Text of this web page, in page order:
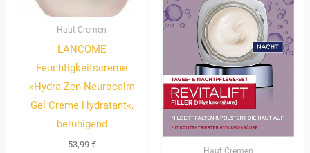
Haut Cremen
LANCOME
Feuchtigkeitscreme
»Hydra Zen Neurocalm
Gel Creme Hydratant«,
beruhigend
53,99 €
Haut Cremen